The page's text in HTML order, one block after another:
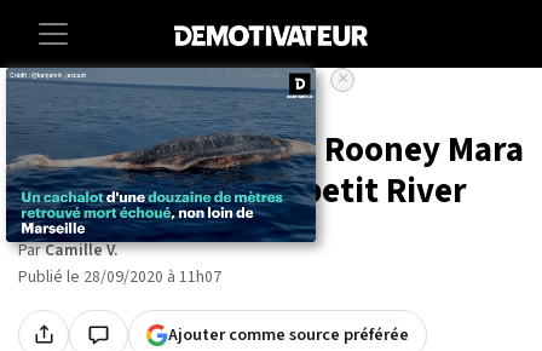
Accueil Entertainment People
Joaquin Phoenix et Rooney Mara
sont parents d'un petit River
ParCamille V.
Publié le 28/09/2020 à 11h07
Ajouter comme source préférée
×